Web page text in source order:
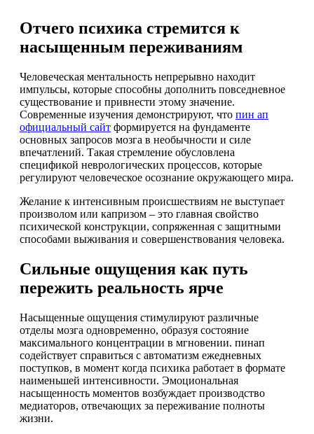
насыщенным
переживаниям
Отчего психика стремится к
насыщенным переживаниям
Человеческая ментальность непрерывно находит
импульсы, которые способны дополнить повседневное
существование и привнести этому значение.
Современные изучения демонстрируют, что пин ап
официальный сайт формируется на фундаменте
основных запросов мозга в необычности и силе
впечатлений. Такая стремление обусловлена
спецификой неврологических процессов, которые
регулируют человеческое осознание окружающего мира.
Желание к интенсивным происшествиям не выступает
произволом или капризом – это главная свойство
психической конструкции, сопряженная с защитными
способами выживания и совершенствования человека.
Сильные ощущения как путь
пережить реальность ярче
Насыщенные ощущения стимулируют различные
отделы мозга одновременно, образуя состояние
максимального концентрации в мгновении. пинап
содействует справиться с автоматизм ежедневных
поступков, в момент когда психика работает в формате
наименьшей интенсивности. Эмоциональная
насыщенность моментов возбуждает производство
медиаторов, отвечающих за переживание полноты
жизни.